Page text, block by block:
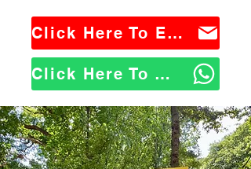
Click Here To Email Us
Click Here To WhatsApp Us